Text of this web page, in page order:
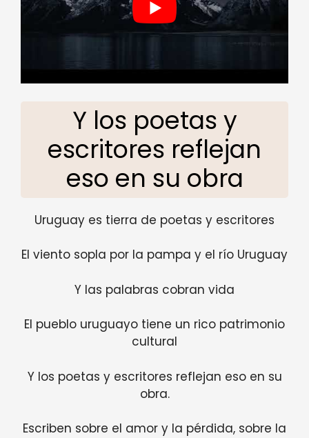
Y los poetas y
escritores reflejan
eso en su obra
Uruguay es tierra de poetas y escritores
El viento sopla por la pampa y el río Uruguay
Y las palabras cobran vida
El pueblo uruguayo tiene un rico patrimonio
cultural
Y los poetas y escritores reflejan eso en su
obra.
Escriben sobre el amor y la pérdida, sobre la